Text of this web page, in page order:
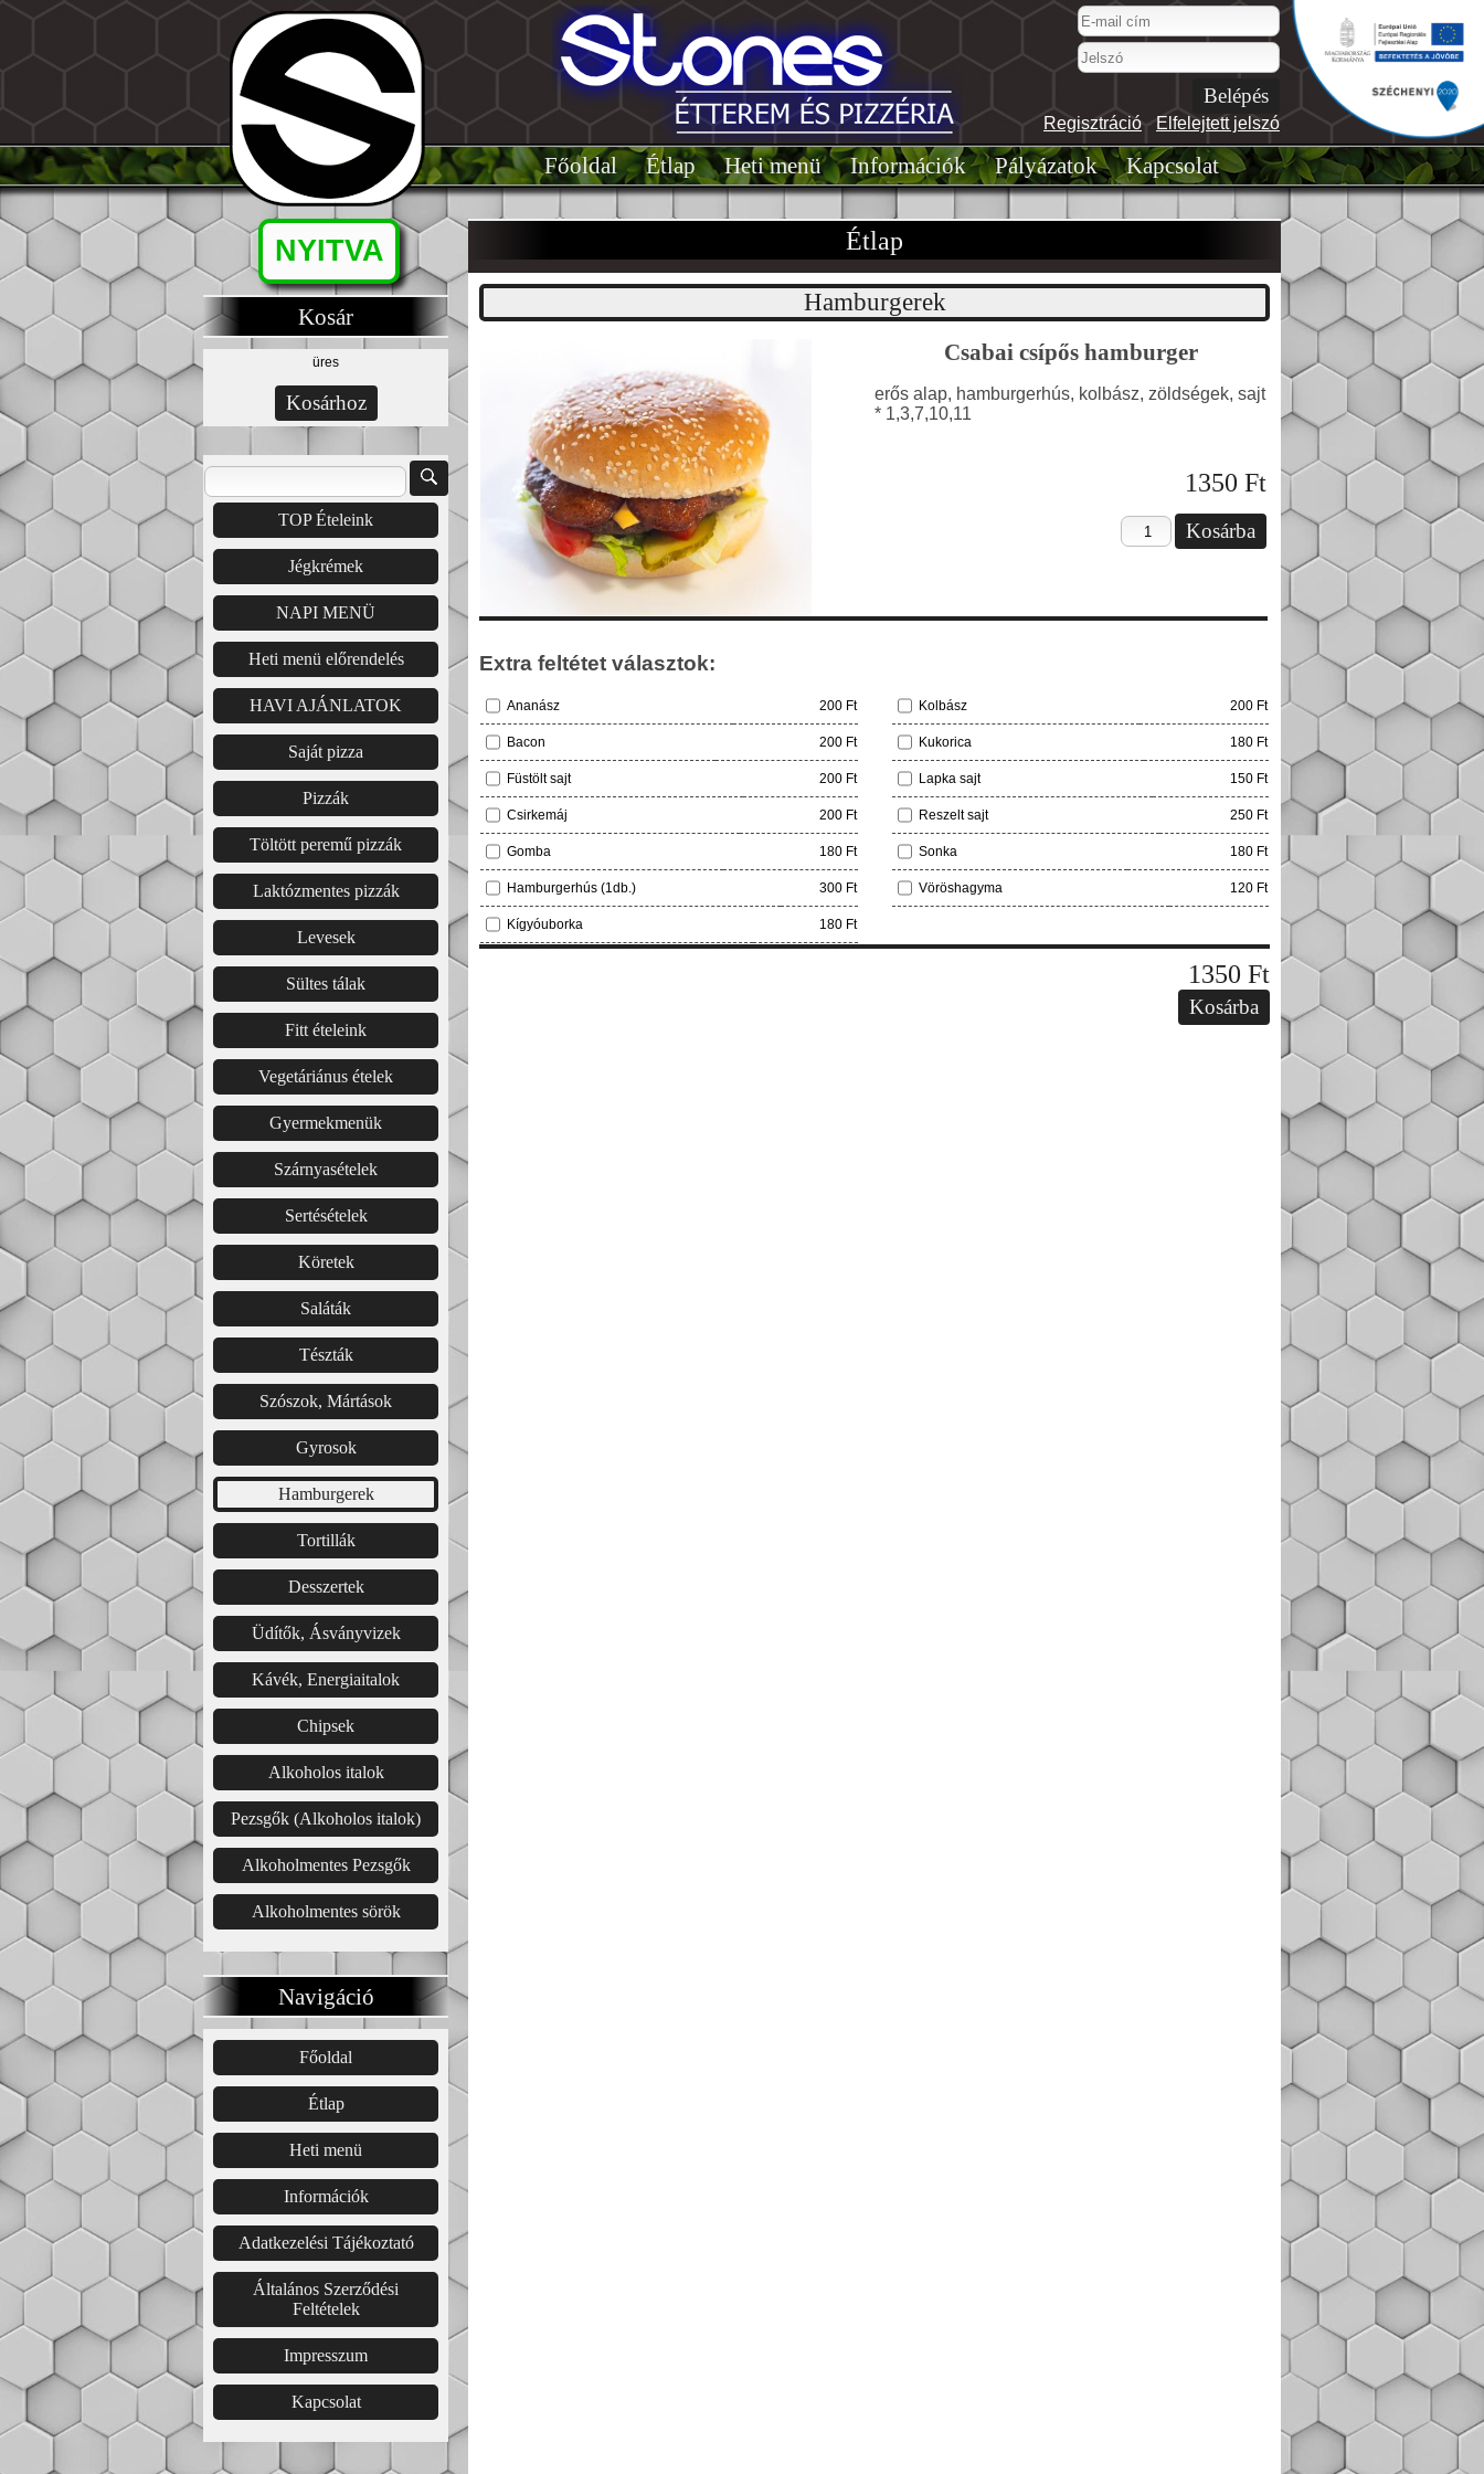
Regisztráció- Elfelejtett jelszó
Főoldal͏͏ Étlap͏ Heti menü Információk Pályázatok Kapcsolat
NYITVA
Kosár
üres
TOP Ételeink
Jégkrémek
NAPI MENÜ
Heti menü előrendelés
HAVI AJÁNLATOK
Saját pizza
Pizzák
Töltött peremű pizzák
Laktózmentes pizzák
Levesek
Sültes tálak
Fitt ételeink
Vegetáriánus ételek
Gyermekmenük
Szárnyasételek
Sertésételek
Köretek
Saláták
Tészták
Szószok, Mártások
Gyrosok
Hamburgerek
Tortillák
Desszertek
Üdítők, Ásványvizek
Kávék, Energiaitalok
Chipsek
Alkoholos italok
Pezsgők (Alkoholos italok)
Alkoholmentes Pezsgők
Alkoholmentes sörök
Navigáció
Főoldal͏͏
Étlap͏
Heti menü
Információk
Adatkezelési Tájékoztató
Általános Szerződési
Feltételek
Impresszum
Kapcsolat
Étlap
Hamburgerek
Csabai csípős hamburger
erős alap, hamburgerhús, kolbász, zöldségek, sajt
* 1,3,7,10,11
1350 Ft
Extra feltétet választok:
Ananász 200 Ft
Bacon 200 Ft
Füstölt sajt 200 Ft
Csirkemáj 200 Ft
Gomba 180 Ft
Hamburgerhús (1db.) 300 Ft
Kígyóuborka 180 Ft
Kolbász 200 Ft
Kukorica 180 Ft
Lapka sajt 150 Ft
Reszelt sajt 250 Ft
Sonka 180 Ft
Vöröshagyma 120 Ft
1350 Ft